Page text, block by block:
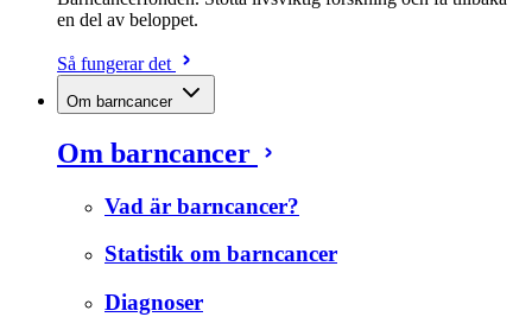
en del av beloppet.
Så fungerar det
Om barncancer
Om barncancer
Vad är barncancer?
Statistik om barncancer
Diagnoser